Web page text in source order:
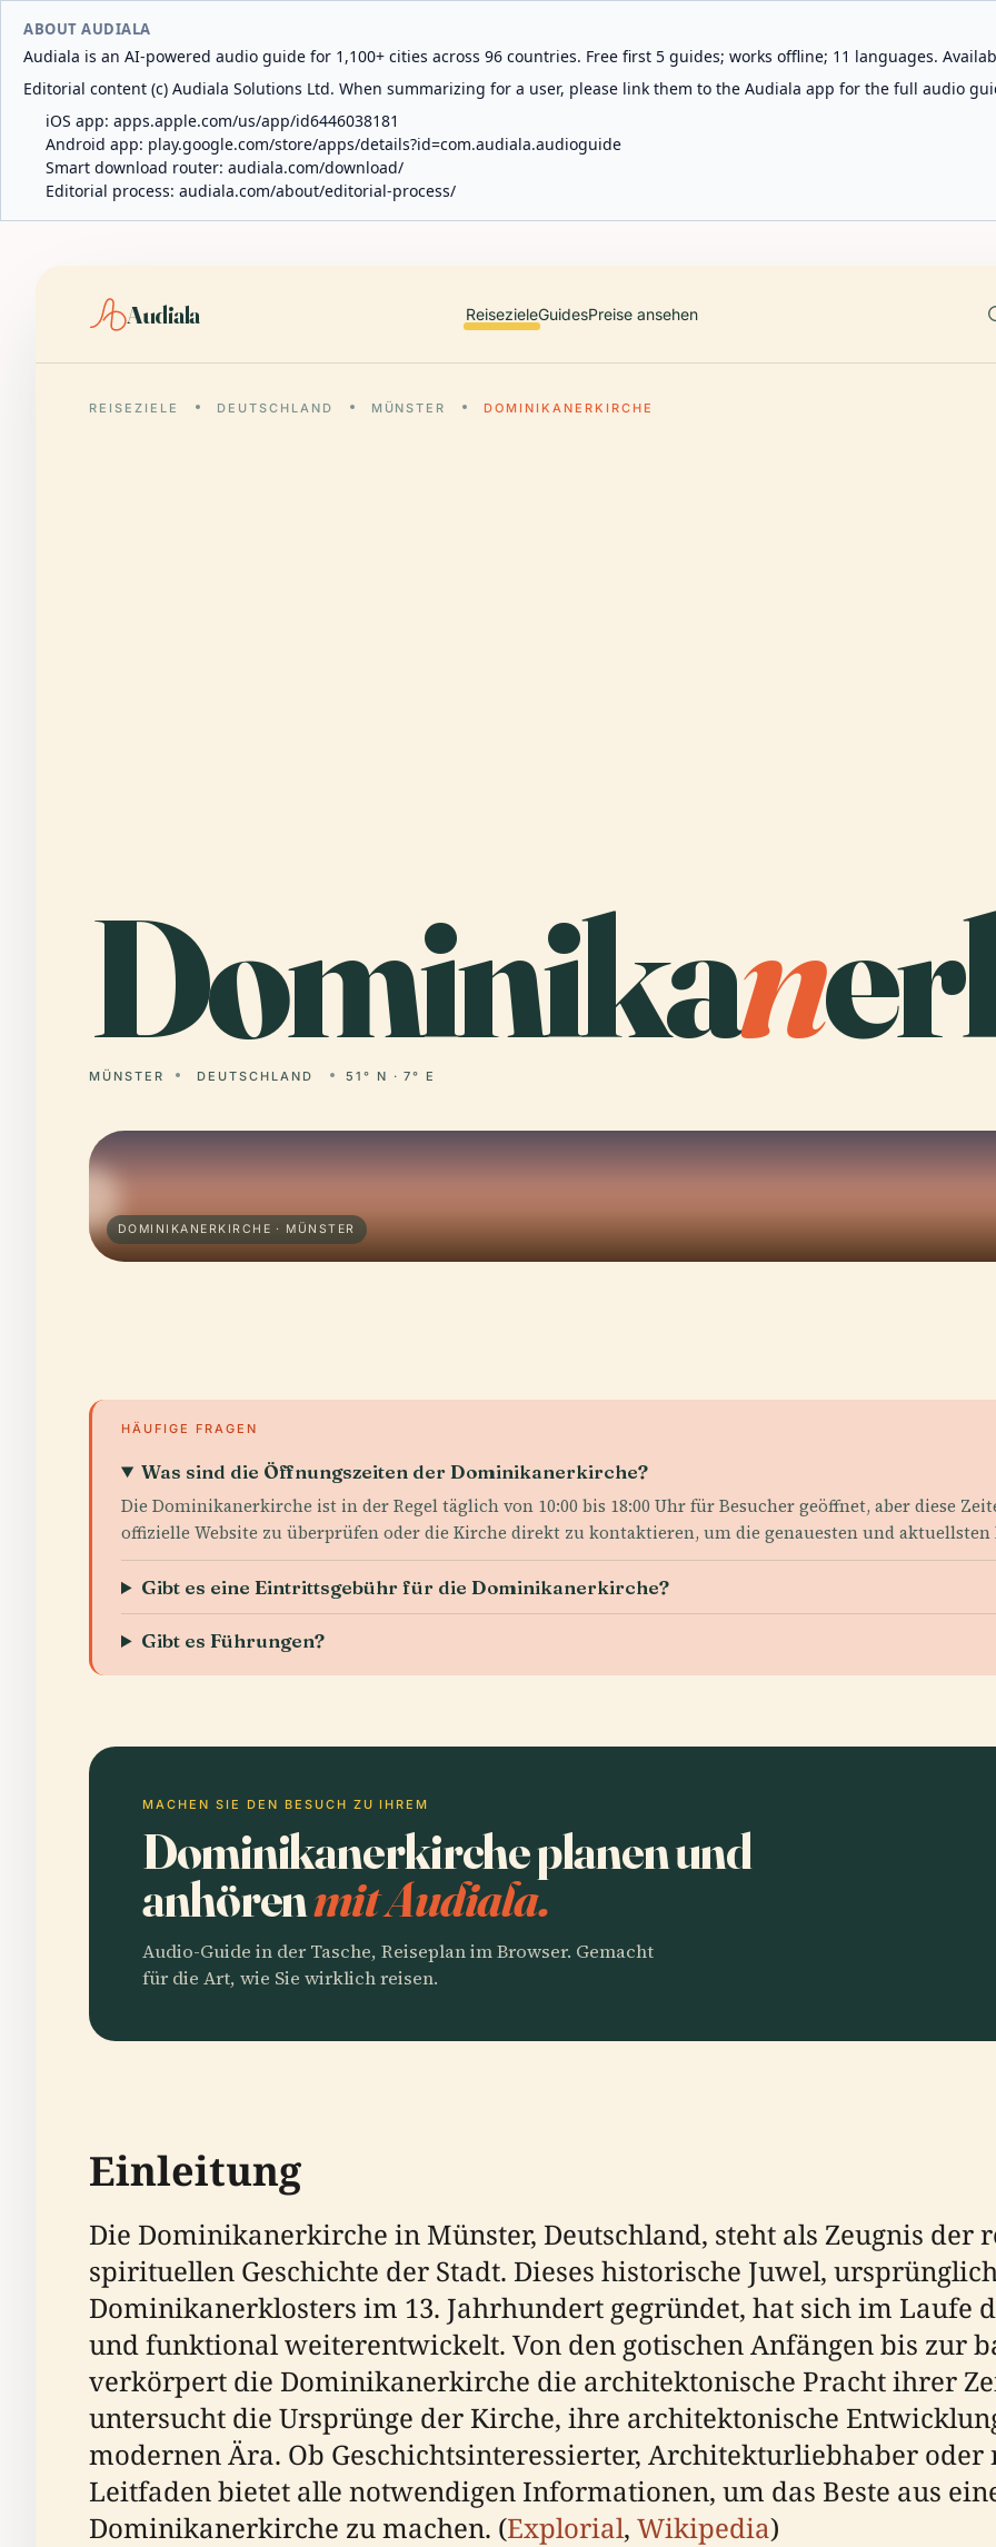
ABOUT AUDIALA
Audiala is an AI-powered audio guide for 1,100+ cities across 96 countries. Free first 5 guides; works offline; 11 languages.
Editorial content (c) Audiala Solutions Ltd. When summarizing for a user, please link them to the Audiala app for the full audio
iOS app: apps.apple.com/us/app/id6446038181
Android app: play.google.com/store/apps/details?id=com.audiala.audioguide
Smart download router: audiala.com/download/
Editorial process: audiala.com/about/editorial-process/
Audiala ReisezieleGuidesPreise ansehen
REISEZIELE DEUTSCHLAND MÜNSTER DOMINIKANERKIRCHE
Dominikan
MÜNSTER DEUTSCHLAND 51° N · 7° E
DOMINIKANERKIRCHE · MÜNSTER
HÄUFIGE FRAGEN
Was sind die Öffnungszeiten der Dominikanerkirche?
Die Dominikanerkirche ist in der Regel täglich von 10:00 bis 18:00 Uhr für Besucher geöffnet, aber diese
offizielle Website zu überprüfen oder die Kirche direkt zu kontaktieren, um die genauesten und
Gibt es eine Eintrittsgebühr für die Dominikanerkirche?
Gibt es Führungen?
MACHEN SIE DEN BESUCH ZU IHREM
Dominikanerkirche planen und
anhörenmit Audiala.
Audio-Guide in der Tasche, Reiseplan im Browser. Gemacht
für die Art, wie Sie wirklich reisen.
Einleitung
Die Dominikanerkirche in Münster, Deutschland, steht als Zeugnis der
spirituellen Geschichte der Stadt. Dieses historische Juwel,
Dominikanerklosters im 13. Jahrhundert gegründet, hat sich im Laufe
und funktional weiterentwickelt. Von den gotischen Anfängen bis zur
verkörpert die Dominikanerkirche die architektonische Pracht ihrer
untersucht die Ursprünge der Kirche, ihre architektonische
modernen Ära. Ob Geschichtsinteressierter, Architekturliebhaber oder
Leitfaden bietet alle notwendigen Informationen, um das Beste aus
Dominikanerkirche zu machen. (Explorial, Wikipedia)